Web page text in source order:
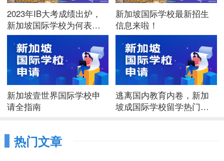
2023年IB大考成绩出炉，
新加坡国际学校为何表现
出色？
新加坡国际学校最新招生
信息来啦！
新加坡壹世界国际学校申
请全指南
逃离国内教育内卷，新加
坡成国际学校留学热门选
热门文章